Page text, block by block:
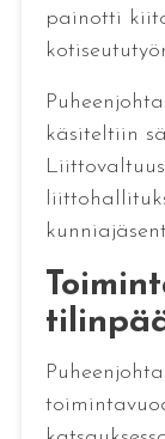
painotti
käsiteltiin